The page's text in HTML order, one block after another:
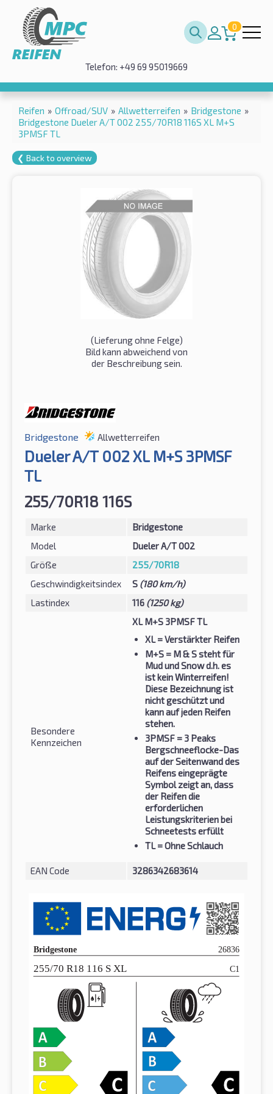
0
Telefon: +49 69 95019669
Reifen » Offroad/SUV » Allwetterreifen » Bridgestone »
Bridgestone Dueler A/T 002 255/70R18 116S XL M+S
3PMSF TL
❮ Back to overview
(Lieferung ohne Felge)
Bild kann abweichend von
der Beschreibung sein.
Bridgestone Allwetterreifen
Dueler A/T 002 XL M+S 3PMSF
TL
255/70R18 116S
Marke
Bridgestone
Model
Dueler A/T 002
Größe
255/70R18
Geschwindigkeitsindex
S (180 km/h)
Lastindex
116 (1250 kg)
Besondere
Kennzeichen
XL M+S 3PMSF TL
XL= Verstärkter Reifen
M+S = M & S steht für
Mud und Snow d.h. es
ist kein Winterreifen!
Diese Bezeichnung ist
nicht geschützt und
kann auf jeden Reifen
stehen.
3PMSF = 3 Peaks
Bergschneeflocke-Das
auf der Seitenwand des
Reifens eingeprägte
Symbol zeigt an, dass
der Reifen die
erforderlichen
Leistungskriterien bei
Schneetests erfüllt
TL= Ohne Schlauch
EAN Code 3286342683614